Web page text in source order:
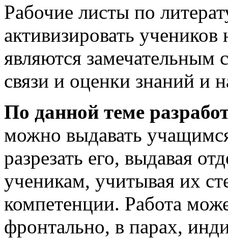
Рабочие листы по
активизировать
являются замечательным
связи и оценки знаний и
По данной теме
можно выдавать
разрезать его, выдавая
ученикам, учитывая их
компетенции. Работа
фронтально, в парах,